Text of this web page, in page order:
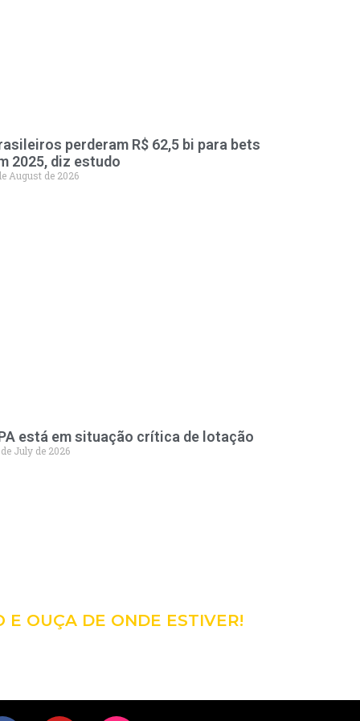
perderam R$ 62,5 bi para bets
2025, diz estudo
August de 2026
está em situação crítica de lotação
de July de 2026
E OUÇA DE ONDE ESTIVER!